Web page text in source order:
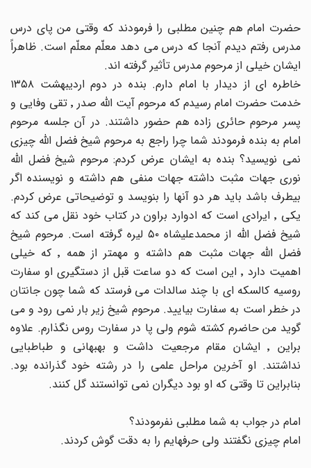
حضرت امام هم چنین مطلبی را فرمودند که وقتی من پای درس
مدرس رفتم دیدم آنجا که درس می دهد معلّم معلّم است. ظاهراً
ایشان خیلی از مرحوم مدرس تأثیر گرفته اند.
خاطره ای از دیدار با امام دارم. بنده در دوم اردیبهشت ١٣٥٨
خدمت حضرت امام رسیدم که مرحوم آیت الله صدر ٬ تقی وفایی و
پسر مرحوم حائری زاده هم حضور داشتند. در آن جلسه مرحوم
امام به بنده فرمودند شما چرا راجع به مرحوم شیخ فضل الله چیزی
نمی نویسید؟ بنده به ایشان عرض کردم: مرحوم شیخ فضل الله
نوری جهات مثبت داشته جهات منفی هم داشته و نویسنده اگر
بیطرف باشد باید هر دو آنها را بنویسد و توضیحاتی عرض کردم.
یکی ٬ ایرادی است که ادوارد براون در کتاب خود نقل می کند که
شیخ فضل الله از محمدعلیشاه ٥٠ لیره گرفته است. مرحوم شیخ
فضل الله جهات مثبت هم داشته و مهمتر از همه ٬ که خیلی
اهمیت دارد ٬ این است که دو ساعت قبل از دستگیری او سفارت
روسیه کالسکه ای با چند سالدات می فرستد که شما چون جانتان
در خطر است به سفارت بیایید. مرحوم شیخ زیر بار نمی رود و می
گوید من حاضرم کشته شوم ولی پا در سفارت روس نگذارم. علاوه
براین ٬ ایشان مقام مرجعیت داشت و بهبهانی و طباطبایی
نداشتند. او آخرین مراحل علمی را در رشته خود گذرانده بود.
بنابراین تا وقتی که او بود دیگران نمی توانستند گل کنند.
امام در جواب به شما مطلبی نفرمودند؟
امام چیزی نگفتند ولی حرفهایم را به دقت گوش کردند.